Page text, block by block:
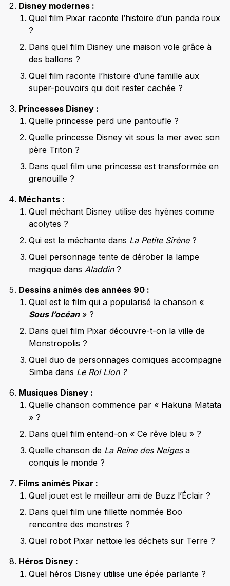
Disney modernes :
Quel film Pixar raconte l’histoire d’un panda roux
?
Dans quel film Disney une maison vole grâce à
des ballons ?
Quel film raconte l’histoire d’une famille aux
super-pouvoirs qui doit rester cachée ?
Princesses Disney :
Quelle princesse perd une pantoufle ?
Quelle princesse Disney vit sous la mer avec son
père Triton ?
Dans quel film une princesse est transformée en
grenouille ?
Méchants :
Quel méchant Disney utilise des hyènes comme
acolytes ?
Qui est la méchante dans La Petite Sirène?
Quel personnage tente de dérober la lampe
magique dans Aladdin?
Dessins animés des années 90 :
Quel est le film qui a popularisé la chanson «
Sous l’océan» ?
Dans quel film Pixar découvre-t-on la ville de
Monstropolis ?
Quel duo de personnages comiques accompagne
Simba dans Le Roi Lion ?
Musiques Disney :
Quelle chanson commence par « Hakuna Matata
» ?
Dans quel film entend-on « Ce rêve bleu » ?
Quelle chanson de La Reine des Neigesa
conquis le monde ?
Films animés Pixar :
Quel jouet est le meilleur ami de Buzz l’Éclair ?
Dans quel film une fillette nommée Boo
rencontre des monstres ?
Quel robot Pixar nettoie les déchets sur Terre ?
Héros Disney :
Quel héros Disney utilise une épée parlante ?